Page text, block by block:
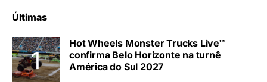
Últimas
Hot Wheels Monster Trucks Live™
confirma Belo Horizonte na turnê
América do Sul 2027